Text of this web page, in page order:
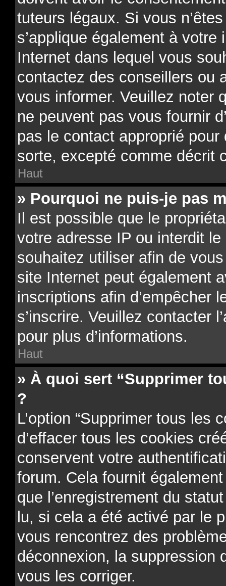
tuteurs légaux. Si vous
s’applique également à
Internet dans lequel vous
contactez des conseillers ou
vous informer. Veuillez noter
ne peuvent pas vous fournir
pas le contact approprié
sorte, excepté comme décrit
Haut
» Pourquoi ne puis-je pas
Il est possible que le
votre adresse IP ou interdit
souhaitez utiliser afin de
site Internet peut également
inscriptions afin d’empêcher
s’inscrire. Veuillez contacter
pour plus d’informations.
Haut
» À quoi sert “Supprimer
?
L’option “Supprimer tous les
d’effacer tous les cookies
conservent votre
forum. Cela fournit
que l’enregistrement du
lu, si cela a été activé par le
vous rencontrez des
déconnexion, la suppression
vous les corriger.